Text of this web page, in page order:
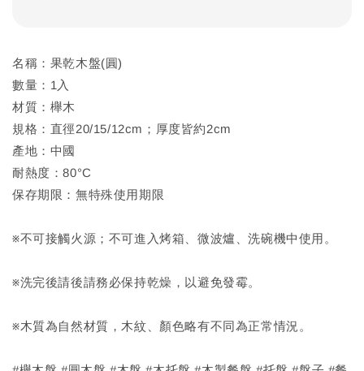
名稱：果乾木盤(圓)
數量：1入
材質：櫸木
規格：直徑20/15/12cm；厚度皆約2cm
產地：中國
耐熱度：80°C
保存期限：無特殊使用期限
※不可接觸火源；不可進入烤箱、微波爐、洗碗機中使用。
※洗完後請後請務必保持乾燥，以避免發霉。
※木質為自然材質，木紋、顏色略有不同為正常情況。